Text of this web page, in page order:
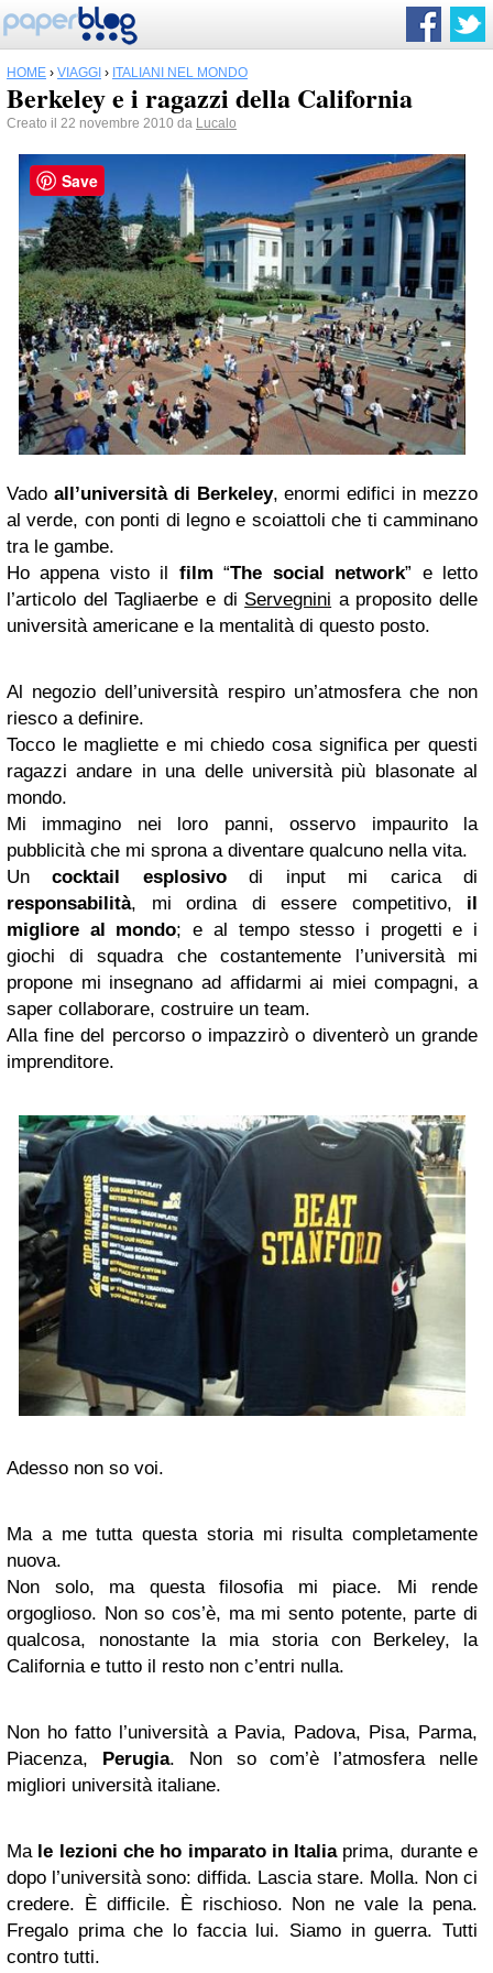
HOME › VIAGGI › ITALIANI NEL MONDO
Berkeley e i ragazzi della California
Creato il 22 novembre 2010 da Lucalo
Vado all’università di Berkeley, enormi edifici in mezzo
al verde, con ponti di legno e scoiattoli che ti camminano
tra le gambe.
Ho appena visto il film “The social network” e letto
l’articolo del Tagliaerbe e di Servegnini a proposito delle
università americane e la mentalità di questo posto.
Al negozio dell’università respiro un’atmosfera che non
riesco a definire.
Tocco le magliette e mi chiedo cosa significa per questi
ragazzi andare in una delle università più blasonate al
mondo.
Mi immagino nei loro panni, osservo impaurito la
pubblicità che mi sprona a diventare qualcuno nella vita.
Uncocktail esplosivodi input mi carica di
responsabilità, mi ordina di essere competitivo, il
migliore al mondo; e al tempo stesso i progetti e i
giochi di squadra che costantemente l’università mi
propone mi insegnano ad affidarmi ai miei compagni, a
saper collaborare, costruire un team.
Alla fine del percorso o impazzirò o diventerò un grande
imprenditore.
Adesso non so voi.
Ma a me tutta questa storia mi risulta completamente
nuova.
Non solo, ma questa filosofia mi piace. Mi rende
orgoglioso. Non so cos’è, ma mi sento potente, parte di
qualcosa, nonostante la mia storia con Berkeley, la
California e tutto il resto non c’entri nulla.
Non ho fatto l’università a Pavia, Padova, Pisa, Parma,
Piacenza,
Perugia. Non so com’è l’atmosfera nelle
migliori università italiane.
Male lezioni che ho imparato in Italiaprima, durante e
dopo l’università sono: diffida. Lascia stare. Molla. Non ci
credere. È difficile. È rischioso. Non ne vale la pena.
Fregalo prima che lo faccia lui. Siamo in guerra. Tutti
contro tutti.
Save